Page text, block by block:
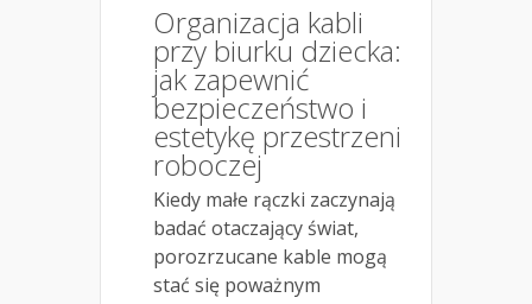
Organizacja kabli
przy biurku dziecka:
jak zapewnić
bezpieczeństwo i
estetykę przestrzeni
roboczej
Kiedy małe rączki zaczynają
badać otaczający świat,
porozrzucane kable mogą
stać się poważnym